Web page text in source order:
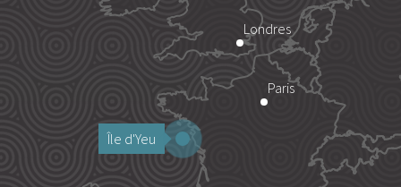
Londres
Paris
Île d'Yeu